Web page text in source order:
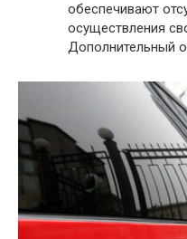
обеспечивают
осуществления
Дополнительный